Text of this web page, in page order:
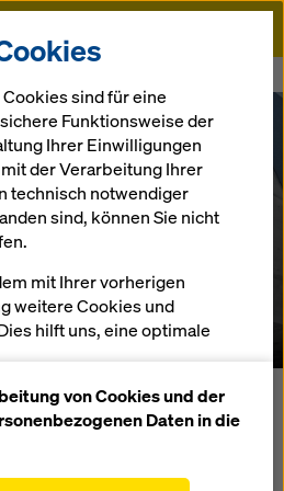
betonierten Raumstützen des
Anforderungen an
3D-Planung der brettbelegten,
sind für eine
Funktionsweise der
Ihrer Einwilligungen
der Verarbeitung Ihrer
technisch notwendiger
sind, können Sie nicht
mit Ihrer vorherigen
weitere Cookies und
hilft uns, eine optimale
Website ständig zu
und Statistik Cookies),
von Cookies und der
Daten in die